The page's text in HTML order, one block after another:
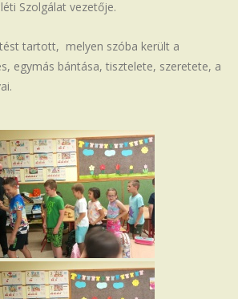
Szolgálat vezetője.
tartott, melyen szóba került a
egymás bántása, tisztelete, szeretete, a